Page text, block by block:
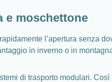
e moschettone
l’apertura senza
in inverno o in
di trasporto modulari.